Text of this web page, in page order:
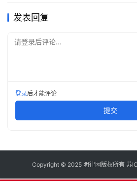
发表回复
请登录后评论...
登录后才能评论
提交
Copyright © 2025 明律网版权所有 苏